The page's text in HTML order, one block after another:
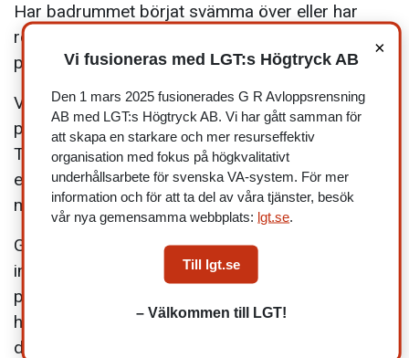
Har badrummet börjat svämma över eller har
rören i köket plötsligt börjat läcka? Vid akuta
problem kan du kontakta vår avloppsjour.
Vi har möjlighet att hjälpa dig med eventuella
problem gällande rör och avlopp dygnet runt.
Tack vare ett gäng komplett utrustade bilar samt
en kunnig personal står vi redo att rycka ut på alla
möjliga arbeten.
GR Avloppsrensning strävar efter att snabbt
infinna sig på plats för att hjälpa dig med ditt
problem. Med oss får du erfarenhet, professionell
hjälp och råd som förebygger framtida problem-
dygnet runt.
×
Vi fusioneras med LGT:s Högtryck AB
Den 1 mars 2025 fusionerades G R Avloppsrensning
AB med LGT:s Högtryck AB. Vi har gått samman för
att skapa en starkare och mer resurseffektiv
organisation med fokus på högkvalitativt
underhållsarbete för svenska VA-system. För mer
information och för att ta del av våra tjänster, besök
vår nya gemensamma webbplats: lgt.se.
Till lgt.se
– Välkommen till LGT!